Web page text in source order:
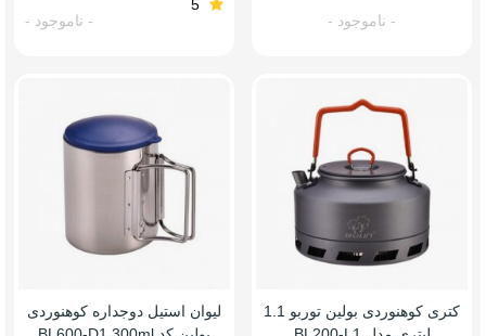
- ناموجود -
5
- ناموجود -
کتری کوهنوردی بولین توربو 1.1
لیوان استیل دوجداره کوهنوردی